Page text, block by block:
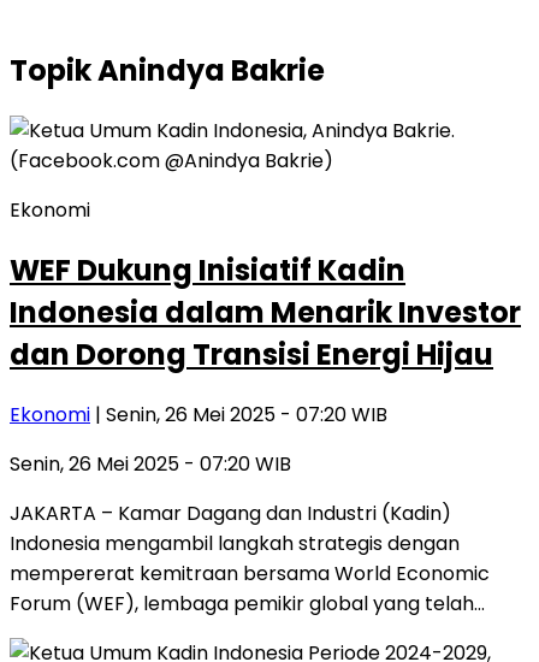
TopikAnindya Bakrie
Ekonomi
WEF Dukung Inisiatif Kadin
Indonesia dalam Menarik Investor
dan Dorong Transisi Energi Hijau
Ekonomi | Senin, 26 Mei 2025 - 07:20 WIB
Senin, 26 Mei 2025 - 07:20 WIB
JAKARTA – Kamar Dagang dan Industri (Kadin)
Indonesia mengambil langkah strategis dengan
mempererat kemitraan bersama World Economic
Forum (WEF), lembaga pemikir global yang telah…